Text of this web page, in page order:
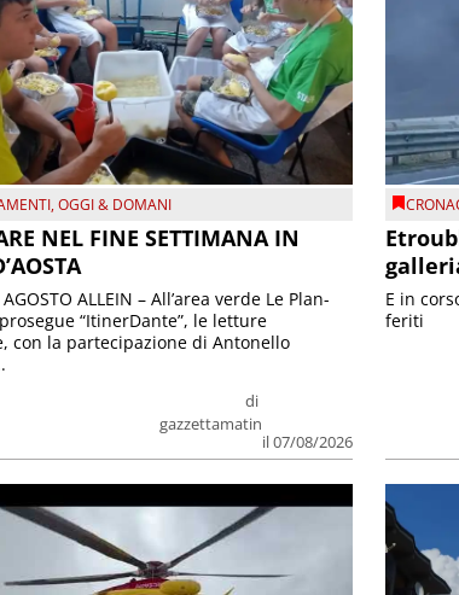
,OGGI & DOMANI
NEL FINE SETTIMANA IN
di
gazzettamatin
il 07/08/2026
ALLEIN – All’area verde Le Plan-
“ItinerDante”, le letture
con la partecipazione di Antonello
E in
feriti